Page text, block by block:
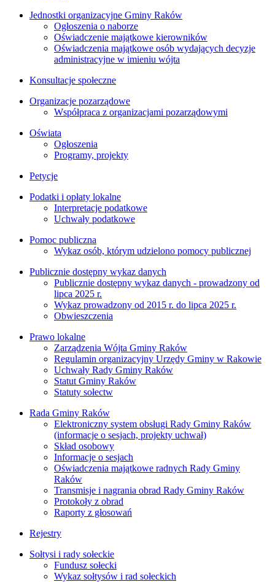
Jednostki organizacyjne Gminy Raków
Ogłoszenia o naborze
Oświadczenie majątkowe kierowników
Oświadczenia majątkowe osób wydających decyzje
administracyjne w imieniu wójta
Konsultacje społeczne
Organizacje pozarządowe
Współpraca z organizacjami pozarządowymi
Oświata
Ogłoszenia
Programy, projekty
Petycje
Podatki i opłaty lokalne
Interpretacje podatkowe
Uchwały podatkowe
Pomoc publiczna
Wykaz osób, którym udzielono pomocy publicznej
Publicznie dostępny wykaz danych
Publicznie dostępny wykaz danych - prowadzony od
lipca 2025 r.
Wykaz prowadzony od 2015 r. do lipca 2025 r.
Obwieszczenia
Prawo lokalne
Zarządzenia Wójta Gminy Raków
Regulamin organizacyjny Urzędy Gminy w Rakowie
Uchwały Rady Gminy Raków
Statut Gminy Raków
Statuty sołectw
Rada Gminy Raków
Elektroniczny system obsługi Rady Gminy Raków
(informacje o sesjach, projekty uchwał)
Skład osobowy
Informacje o sesjach
Oświadczenia majątkowe radnych Rady Gminy
Raków
Transmisje i nagrania obrad Rady Gminy Raków
Protokoły z obrad
Raporty z głosowań
Rejestry
Sołtysi i rady sołeckie
Fundusz sołecki
Wykaz sołtysów i rad sołeckich